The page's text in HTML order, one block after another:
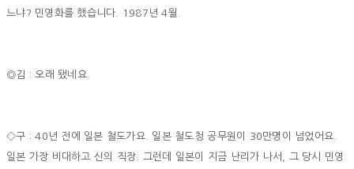
느냐? 민영화를 했습니다. 1987년 4월.
◎김 : 오래 됐네요.
◇구 : 40년 전에 일본 철도가요. 일본 철도청 공무원이 30만명이 넘었어요.
일본 가장 비대하고 신의 직장. 그런데 일본이 지금 난리가 나서, 그 당시 민영